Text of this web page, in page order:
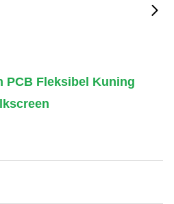
PCB Fleksibel Kuning